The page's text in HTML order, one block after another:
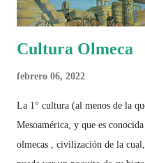
Cultura Olmeca
febrero 06, 2022
La 1° cultura (al menos de la
Mesoamérica, y que es
olmecas , civilización de la